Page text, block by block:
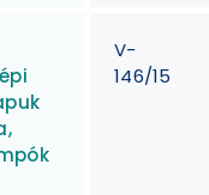
V-
146/15